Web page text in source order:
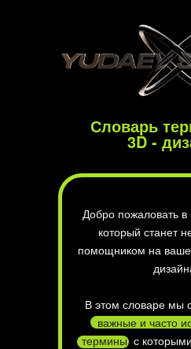
Словарь
3D -
Добро пожаловать в
который станет
помощником на
В этом словаре мы
важные и часто
термины, с